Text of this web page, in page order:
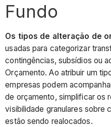
Fundo
Os tipos de alteração de
usadas para categorizar
contingências, subsídios ou
Orçamento. Ao atribuir um
empresas podem
de orçamento, simplificar os
visibilidade granulares sobre
estão sendo realocados.